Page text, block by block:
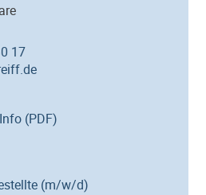
17
(PDF)
(m/w/d)